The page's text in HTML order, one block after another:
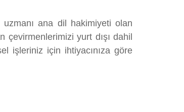
ana dil hakimiyeti olan
çevirmenlerimizi yurt dışı dahil
işleriniz için ihtiyacınıza göre